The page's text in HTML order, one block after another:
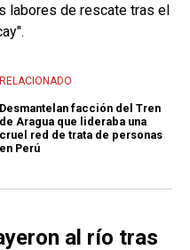
labores de rescate tras el
RELACIONADO
Desmantelan facción del Tren
de Aragua que lideraba una
cruel red de trata de personas
en Perú
al río tras